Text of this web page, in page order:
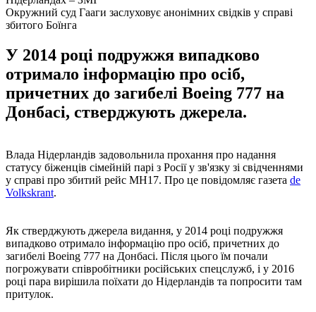
Окружний суд Гааги заслуховує анонімних свідків у справі
збитого Боїнга
У 2014 році подружжя випадково
отримало інформацію про осіб,
причетних до загибелі Boeing 777 на
Донбасі, стверджують джерела.
Влада Нідерландів задовольнила прохання про надання
статусу біженців сімейній парі з Росії у зв'язку зі свідченнями
у справі про збитий рейс MH17. Про це повідомляє газета de
Volkskrant.
Як стверджують джерела видання, у 2014 році подружжя
випадково отримало інформацію про осіб, причетних до
загибелі Boeing 777 на Донбасі. Після цього їм почали
погрожувати співробітники російських спецслужб, і у 2016
році пара вирішила поїхати до Нідерландів та попросити там
притулок.